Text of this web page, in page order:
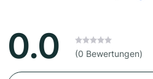
0.0 (0 Bewertungen)